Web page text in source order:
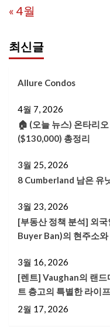
« 4월
최신글
Allure Condos
4월 7, 2026
🏠 (오늘 뉴스) 온타리
($130,000) 총정리
3월 25, 2026
8 Cumberland 남은 유
3월 23, 2026
[부동산 정책 분석] 외
Buyer Ban)의 현주소
3월 16, 2026
[렌트] Vaughan의 랜
트 층고의 특별한 라이
2월 17, 2026